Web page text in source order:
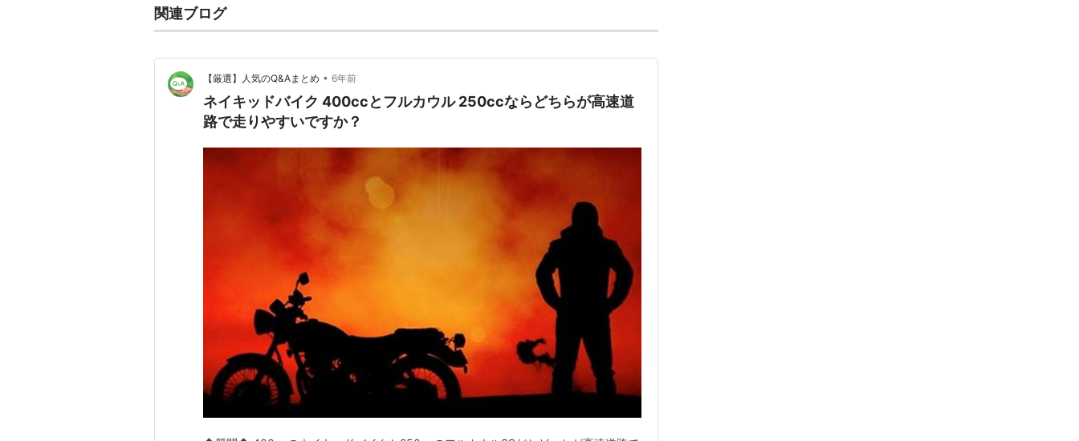
関連ブログ
【厳選】人気のQ&Aまとめ • 6年前
ネイキッドバイク 400ccとフルカウル 250ccならどちらが高速道
路で走りやすいですか？